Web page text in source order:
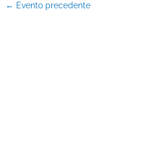
← Evento precedente